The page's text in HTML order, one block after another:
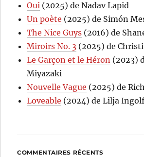
Oui (2025) de Nadav Lapid
Un poète (2025) de Simón
The Nice Guys (2016) de
Miroirs No. 3 (2025) de
Le Garçon et le Héron (2023)
Miyazaki
Nouvelle Vague (2025) de
Loveable (2024) de Lilja
COMMENTAIRES RÉCENTS